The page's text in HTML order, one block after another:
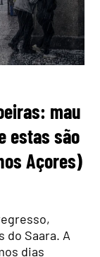
mau
estas são
Açores)
do Saara. A
dias